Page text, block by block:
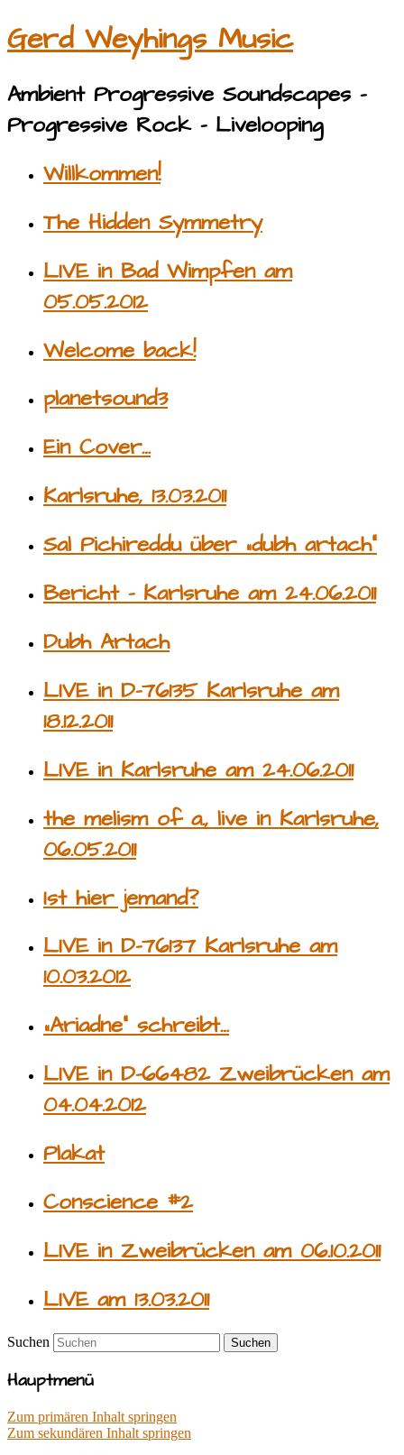
Gerd Weyhings Music
Ambient Progressive Soundscapes –
Progressive Rock – Livelooping
Willkommen!
The Hidden Symmetry
LIVE in Bad Wimpfen am
05.05.2012
Welcome back!
planetsound3
Ein Cover…
Karlsruhe, 13.03.2011
Sal Pichireddu über „dubh artach“
Bericht – Karlsruhe am 24.06.2011
Dubh Artach
LIVE in D-76135 Karlsruhe am
18.12.2011
LIVE in Karlsruhe am 24.06.2011
the melism of a., live in Karlsruhe,
06.05.2011
Ist hier jemand?
LIVE in D-76137 Karlsruhe am
10.03.2012
„Ariadne“ schreibt…
LIVE in D-66482 Zweibrücken am
04.04.2012
Plakat
Conscience #2
LIVE in Zweibrücken am 06.10.2011
LIVE am 13.03.2011
Suchen
Hauptmenü
Zum primären Inhalt springen
Zum sekundären Inhalt springen